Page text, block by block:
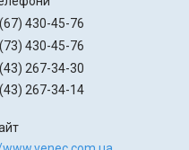
430-45-76
430-45-76
267-34-30
267-34-14